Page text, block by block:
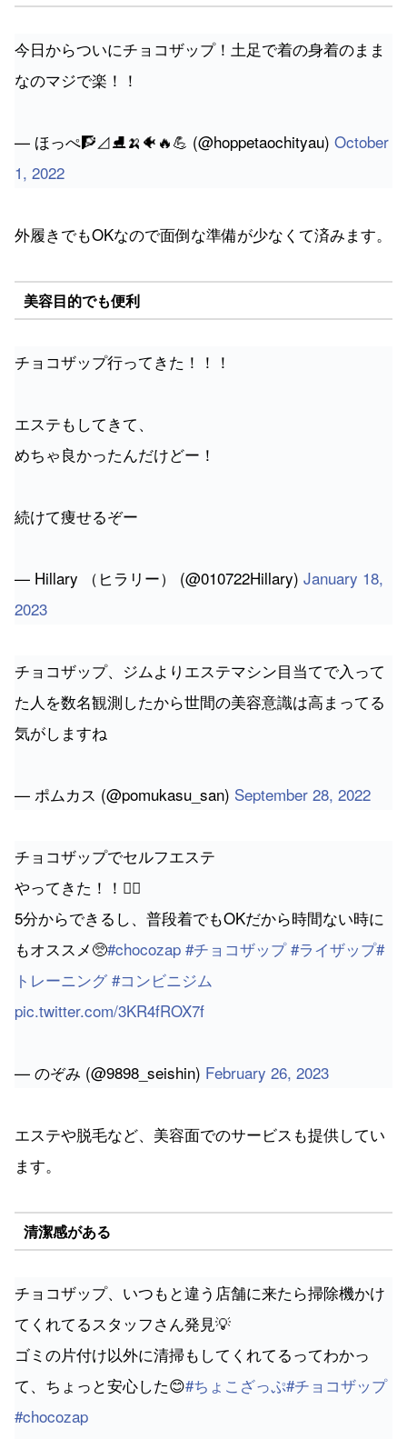
今日からついにチョコザップ！土足で着の身着のまま
なのマジで楽！！
— ほっぺ🧗⊿⛸🍌🐠🔥💪 (@hoppetaochityau) October
1, 2022
外履きでもOKなので面倒な準備が少なくて済みます。
美容目的でも便利
チョコザップ行ってきた！！！
エステもしてきて、
めちゃ良かったんだけどー！
続けて痩せるぞー
— Hillary （ヒラリー） (@010722Hillary) January 18,
2023
チョコザップ、ジムよりエステマシン目当てで入って
た人を数名観測したから世間の美容意識は高まってる
気がしますね
— ポムカス (@pomukasu_san) September 28, 2022
チョコザップでセルフエステ
やってきた！！💆‍♀️
5分からできるし、普段着でもOKだから時間ない時に
もオススメ🥺#chocozap #チョコザップ #ライザップ#
トレーニング #コンビニジム
pic.twitter.com/3KR4fROX7f
— のぞみ (@9898_seishin) February 26, 2023
エステや脱毛など、美容面でのサービスも提供してい
ます。
清潔感がある
チョコザップ、いつもと違う店舗に来たら掃除機かけ
てくれてるスタッフさん発見💡
ゴミの片付け以外に清掃もしてくれてるってわかっ
て、ちょっと安心した😊#ちょこざっぷ#チョコザップ
#chocozap